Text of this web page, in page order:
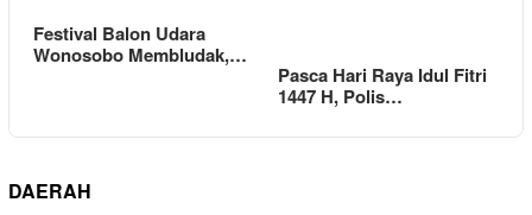
Festival Balon Udara
Wonosobo Membludak,…
Pasca Hari Raya Idul Fitri
1447 H, Polis…
DAERAH